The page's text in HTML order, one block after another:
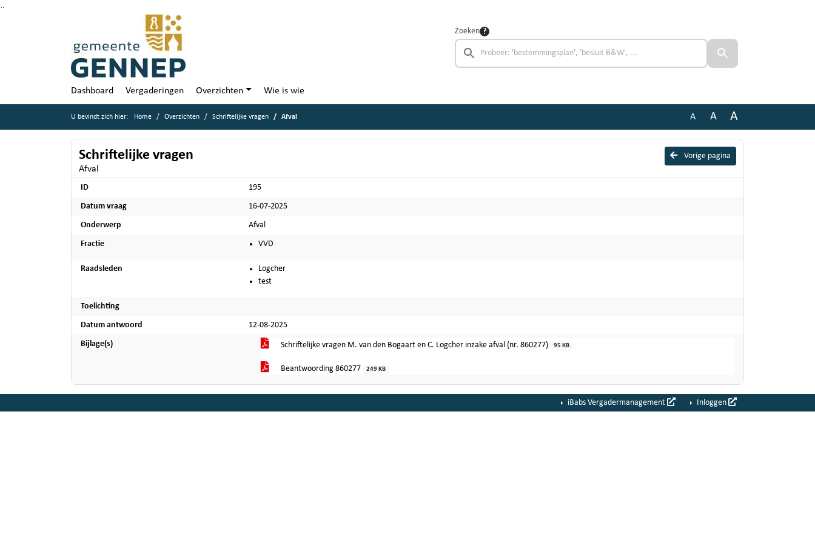
Zoeken
Dashboard Vergaderingen Overzichten Wie is wie
U bevindt zich hier: Home Overzichten Schriftelijke vragen Afval A A A
Vorige pagina
Schriftelijke vragen
Afval
ID 195
Datum vraag 16-07-2025
Onderwerp Afval
Fractie VVD
Raadsleden
Logcher
test
Toelichting
Datum antwoord 12-08-2025
Bijlage(s) Schriftelijke vragen M. van den Bogaart en C. Logcher inzake afval (nr. 860277) 95 KB
Beantwoording 860277 249 KB
iBabs Vergadermanagement Inloggen